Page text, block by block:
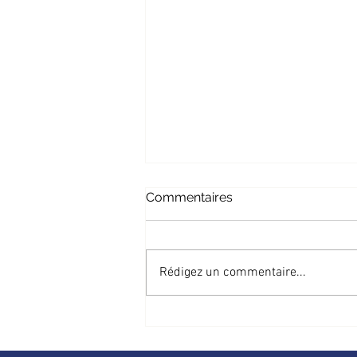
une nouvelle formule de
Commentaires
Rédigez un commentaire...